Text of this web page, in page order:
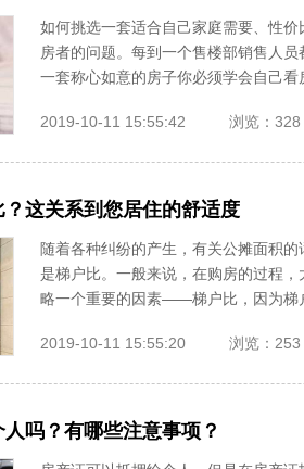
如何挑选一套适合自己家庭需要、性
房者的问题。每到一个售楼部销售人
一套称心如意的房子你必须学会自己
2019-10-11 15:55:42 浏览：328
这关系到您居住的舒适度
随着各种纠纷的产生，有关公摊面积
是梯户比。一般来说，在购房的过程
略一个重要的因素——梯户比，因为梯
2019-10-11 15:55:20 浏览：253
吗？有哪些注意事项？